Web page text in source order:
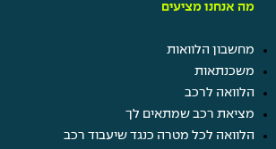
מה אנחנו מציעים
מחשבון הלוואות
משכנתאות
הלוואה לרכב
מציאת רכב שמתאים לך
הלוואה לכל מטרה כנגד שיעבוד רכב